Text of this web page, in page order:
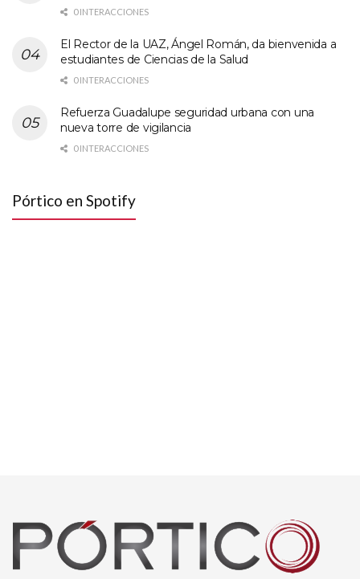
0 INTERACCIONES
El Rector de la UAZ, Ángel Román, da bienvenida a
estudiantes de Ciencias de la Salud
0 INTERACCIONES
Refuerza Guadalupe seguridad urbana con una
nueva torre de vigilancia
0 INTERACCIONES
Pórtico en Spotify